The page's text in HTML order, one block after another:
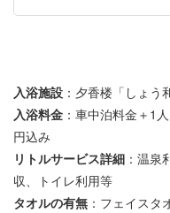
入浴施設 ：夕香楼「しょう
入浴料金 ：車中泊料金＋1
円込み
リトルサービス詳細 ：温泉
収、トイレ利用等
タオルの有無 ：フェイス